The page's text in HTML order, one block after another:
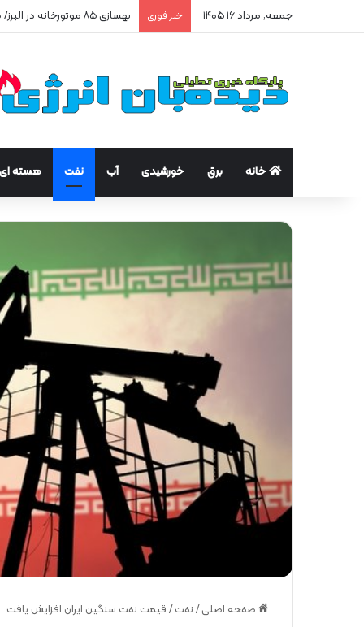
جمعه, مرداد ۱۶ ۱۴۰۵ خبر فوری بهسازی ۸۵ موتورخانه در البرز/ صرفه‌جویی ۲۵۰ هزار مترمکعبی گاز در سه ماه
خانه برق خورشیدی آب نفت هسته ای
صفحه اصلی / نفت / قیمت نفت سنگین ایران افزایش یافت